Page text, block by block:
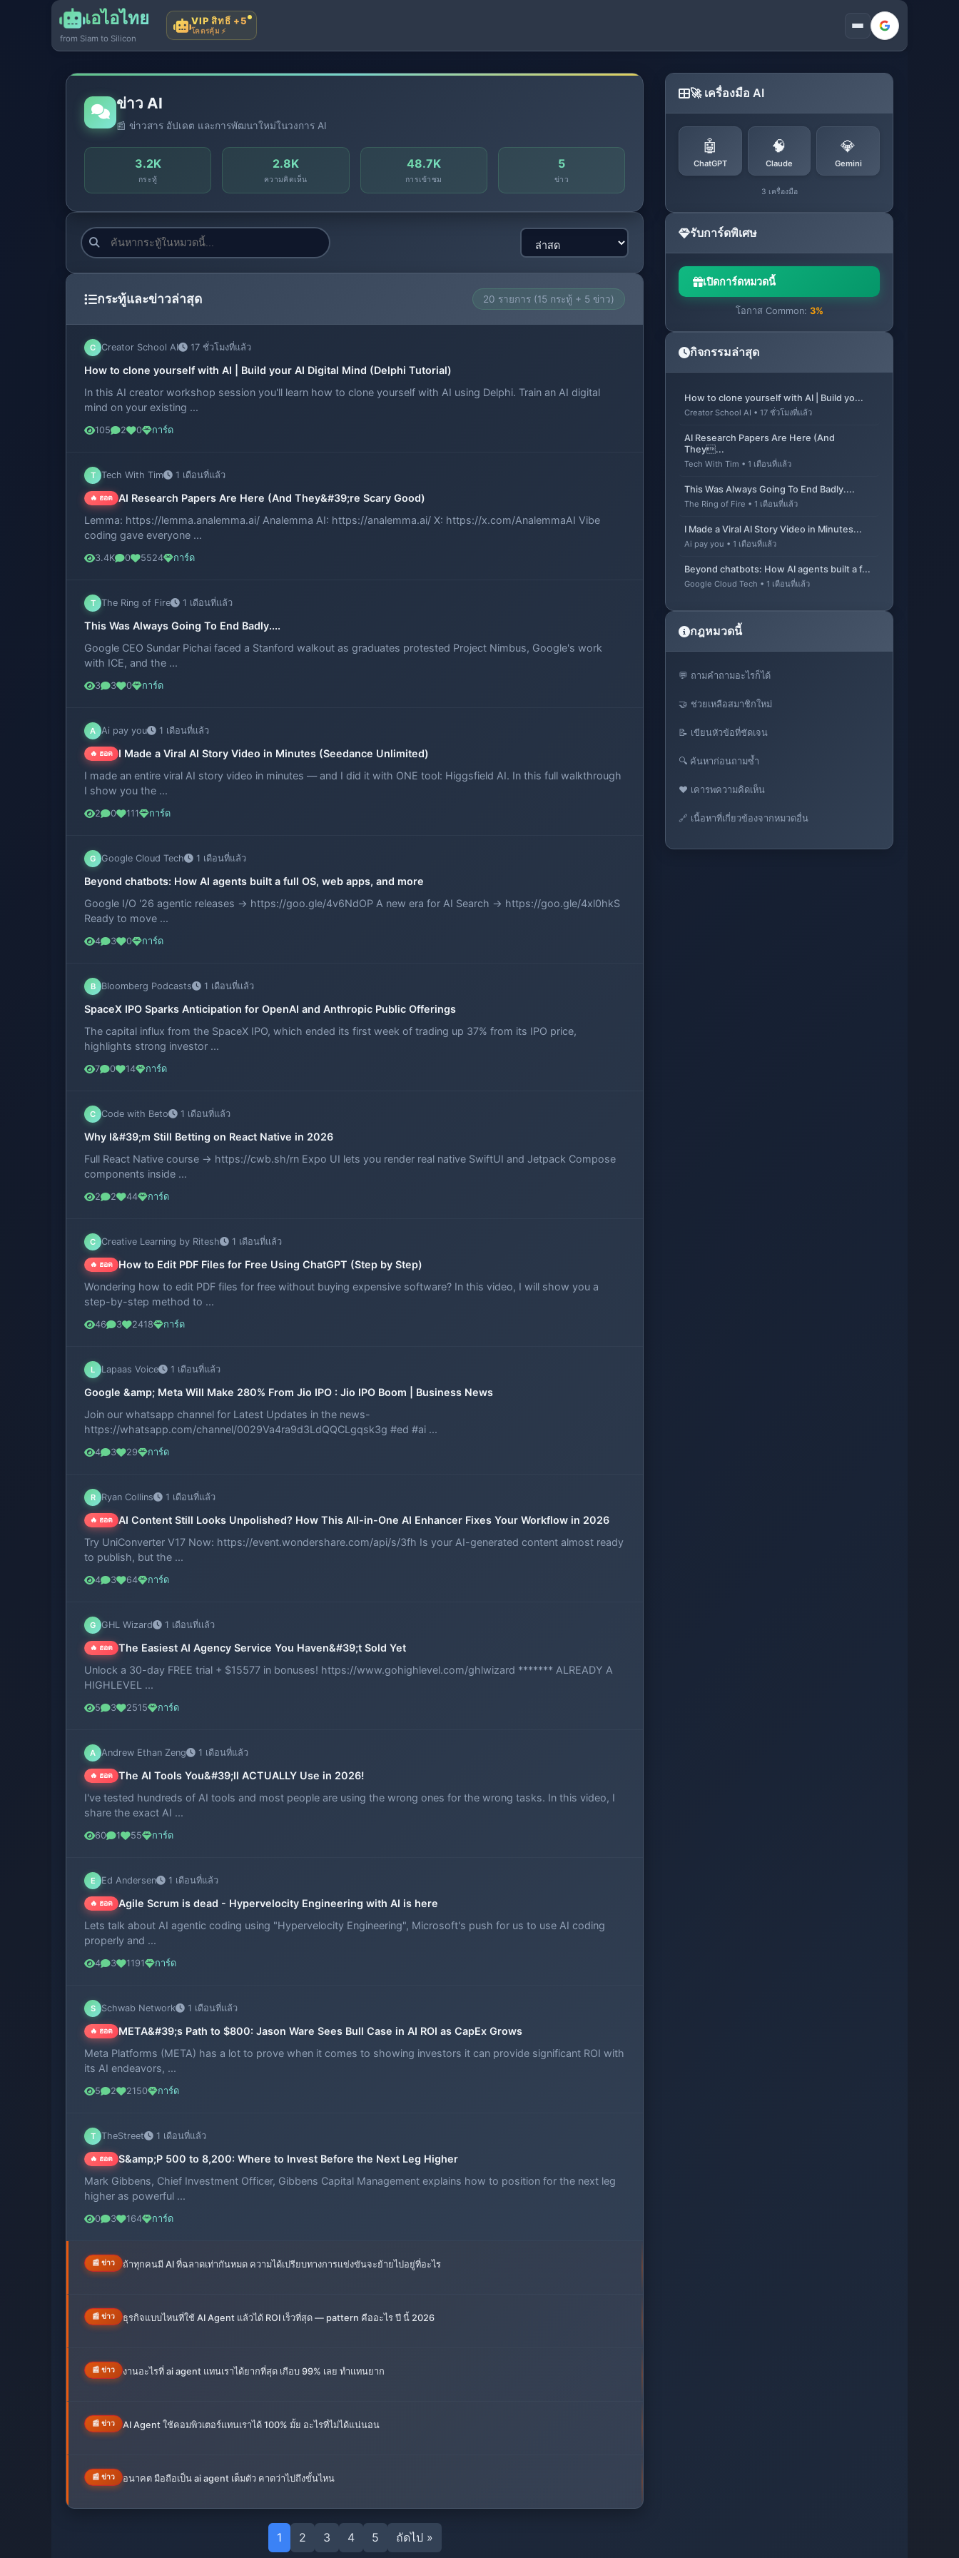
เอไอไทย
from Siam to Silicon
VIP สิทธิ์ +5
โคตรคุ้ม ⚡
ข่าว AI
📰 ข่าวสาร อัปเดต และการพัฒนาใหม่ในวงการ AI
3.2K
กระทู้
2.8K
ความคิดเห็น
48.7K
การเข้าชม
5
ข่าว
กระทู้และข่าวล่าสุด 20 รายการ (15 กระทู้ + 5 ข่าว)
C Creator School AI 17 ชั่วโมงที่แล้ว
How to clone yourself with AI | Build your AI Digital Mind (Delphi Tutorial)
In this AI creator workshop session you'll learn how to clone yourself with AI using Delphi. Train an AI digital
mind on your existing ...
105 2 0 การ์ด
T Tech With Tim 1 เดือนที่แล้ว
🔥 ฮอต
AI Research Papers Are Here (And They&#39;re Scary Good)
Lemma: https://lemma.analemma.ai/ Analemma AI: https://analemma.ai/ X: https://x.com/AnalemmaAI Vibe
coding gave everyone ...
3.4K 0 5524 การ์ด
T The Ring of Fire 1 เดือนที่แล้ว
This Was Always Going To End Badly....
Google CEO Sundar Pichai faced a Stanford walkout as graduates protested Project Nimbus, Google's work
with ICE, and the ...
3 3 0 การ์ด
A Ai pay you 1 เดือนที่แล้ว
🔥 ฮอต
I Made a Viral AI Story Video in Minutes (Seedance Unlimited)
I made an entire viral AI story video in minutes — and I did it with ONE tool: Higgsfield AI. In this full walkthrough
I show you the ...
2 0 111 การ์ด
G Google Cloud Tech 1 เดือนที่แล้ว
Beyond chatbots: How AI agents built a full OS, web apps, and more
Google I/O '26 agentic releases → https://goo.gle/4v6NdOP A new era for AI Search → https://goo.gle/4xl0hkS
Ready to move ...
4 3 0 การ์ด
B Bloomberg Podcasts 1 เดือนที่แล้ว
SpaceX IPO Sparks Anticipation for OpenAI and Anthropic Public Offerings
The capital influx from the SpaceX IPO, which ended its first week of trading up 37% from its IPO price,
highlights strong investor ...
7 0 14 การ์ด
C Code with Beto 1 เดือนที่แล้ว
Why I&#39;m Still Betting on React Native in 2026
Full React Native course → https://cwb.sh/rn Expo UI lets you render real native SwiftUI and Jetpack Compose
components inside ...
2 2 44 การ์ด
C Creative Learning by Ritesh 1 เดือนที่แล้ว
🔥 ฮอต
How to Edit PDF Files for Free Using ChatGPT (Step by Step)
Wondering how to edit PDF files for free without buying expensive software? In this video, I will show you a
step-by-step method to ...
46 3 2418 การ์ด
L Lapaas Voice 1 เดือนที่แล้ว
Google &amp; Meta Will Make 280% From Jio IPO : Jio IPO Boom | Business News
Join our whatsapp channel for Latest Updates in the news-
https://whatsapp.com/channel/0029Va4ra9d3LdQQCLgqsk3g #ed #ai ...
4 3 29 การ์ด
R Ryan Collins 1 เดือนที่แล้ว
🔥 ฮอต
AI Content Still Looks Unpolished? How This All-in-One AI Enhancer Fixes Your Workflow in 2026
Try UniConverter V17 Now: https://event.wondershare.com/api/s/3fh Is your AI-generated content almost ready
to publish, but the ...
4 3 64 การ์ด
G GHL Wizard 1 เดือนที่แล้ว
🔥 ฮอต
The Easiest AI Agency Service You Haven&#39;t Sold Yet
Unlock a 30-day FREE trial + $15577 in bonuses! https://www.gohighlevel.com/ghlwizard ******* ALREADY A
HIGHLEVEL ...
5 3 2515 การ์ด
A Andrew Ethan Zeng 1 เดือนที่แล้ว
🔥 ฮอต
The AI Tools You&#39;ll ACTUALLY Use in 2026!
I've tested hundreds of AI tools and most people are using the wrong ones for the wrong tasks. In this video, I
share the exact AI ...
60 1 55 การ์ด
E Ed Andersen 1 เดือนที่แล้ว
🔥 ฮอต
Agile Scrum is dead - Hypervelocity Engineering with AI is here
Lets talk about AI agentic coding using "Hypervelocity Engineering", Microsoft's push for us to use AI coding
properly and ...
4 3 1191 การ์ด
S Schwab Network 1 เดือนที่แล้ว
🔥 ฮอต
META&#39;s Path to $800: Jason Ware Sees Bull Case in AI ROI as CapEx Grows
Meta Platforms (META) has a lot to prove when it comes to showing investors it can provide significant ROI with
its AI endeavors, ...
5 2 2150 การ์ด
T TheStreet 1 เดือนที่แล้ว
🔥 ฮอต
S&amp;P 500 to 8,200: Where to Invest Before the Next Leg Higher
Mark Gibbens, Chief Investment Officer, Gibbens Capital Management explains how to position for the next leg
higher as powerful ...
0 3 164 การ์ด
📰 ข่าว ถ้าทุกคนมี AI ที่ฉลาดเท่ากันหมด ความได้เปรียบทางการแข่งขันจะย้ายไปอยู่ที่อะไร
📰 ข่าว ธุรกิจแบบไหนที่ใช้ AI Agent แล้วได้ ROI เร็วที่สุด — pattern คืออะไร ปี นี้ 2026
📰 ข่าว งานอะไรที่ ai agent แทนเราได้ยากที่สุด เกือบ 99% เลย ทำแทนยาก
📰 ข่าว AI Agent ใช้คอมพิวเตอร์แทนเราได้ 100% มั้ย อะไรที่ไม่ได้แน่นอน
📰 ข่าว อนาคต มือถือเป็น ai agent เต็มตัว คาดว่าไปถึงขั้นไหน
1 2 3 4 5 ถัดไป »
🚀 เครื่องมือ AI
🤖
ChatGPT
🧠
Claude
💎
Gemini
3 เครื่องมือ
รับการ์ดพิเศษ
เปิดการ์ดหมวดนี้
โอกาส Common: 3%
กิจกรรมล่าสุด
How to clone yourself with AI | Build yo...
Creator School AI • 17 ชั่วโมงที่แล้ว
AI Research Papers Are Here (And
They...
Tech With Tim • 1 เดือนที่แล้ว
This Was Always Going To End Badly....
The Ring of Fire • 1 เดือนที่แล้ว
I Made a Viral AI Story Video in Minutes...
Ai pay you • 1 เดือนที่แล้ว
Beyond chatbots: How AI agents built a f...
Google Cloud Tech • 1 เดือนที่แล้ว
กฎหมวดนี้
💬 ถามคำถามอะไรก็ได้
🤝 ช่วยเหลือสมาชิกใหม่
📝 เขียนหัวข้อที่ชัดเจน
🔍 ค้นหาก่อนถามซ้ำ
❤️ เคารพความคิดเห็น
🔗 เนื้อหาที่เกี่ยวข้องจากหมวดอื่น